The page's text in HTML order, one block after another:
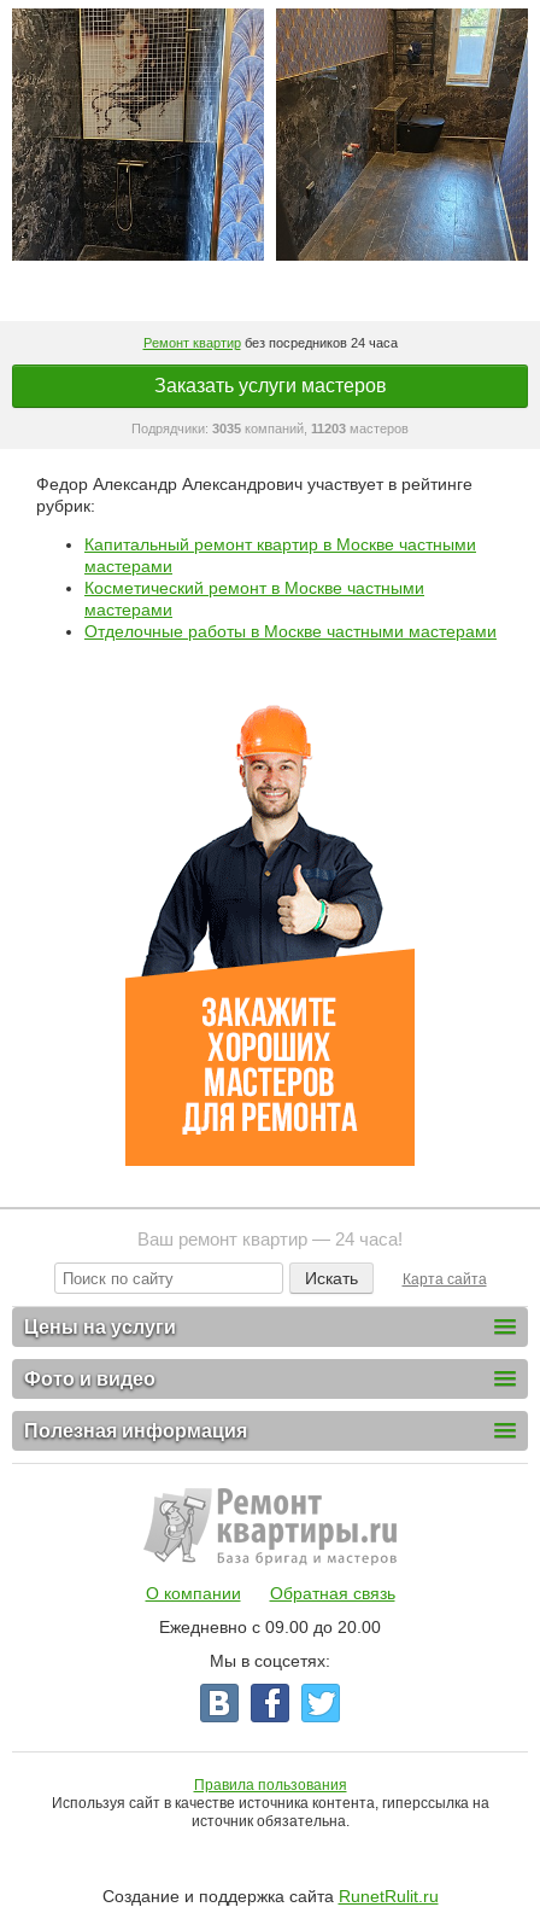
Ремонт квартирбез посредников 24 часа
Заказать услуги мастеров
Подрядчики: 3035 компаний, 11203 мастеров
Федор Александр Александрович участвует в рейтинге
рубрик:
Капитальный ремонт квартир в Москве частными
мастерами
Косметический ремонт в Москве частными
мастерами
Отделочные работы в Москве частными мастерами
Ваш ремонт квартир — 24 часа!
Карта сайта
Цены на услуги
Фото и видео
Полезная информация
О компании
Обратная связь
Ежедневно с 09.00 до 20.00
Мы в соцсетях:
Правила пользования
Используя сайт в качестве источника контента, гиперссылка на
источник обязательна.
Создание и поддержка сайта RunetRulit.ru